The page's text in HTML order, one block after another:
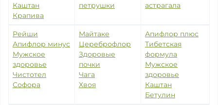
Каштан
Крапива
петрушки
астрагала
Рейши
Апифлор минус
Мужское
здоровье
Чистотел
Софора
Майтаке
Цереброфлор
Здоровые
почки
Чага
Хвоя
Апифлор плюс
Тибетская
формула
Мужское
здоровье
Каштан
Бетулин